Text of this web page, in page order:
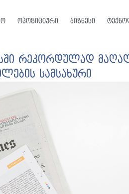
ოპოზიციური ბიზნესი
რეკორდულად
სამსახური